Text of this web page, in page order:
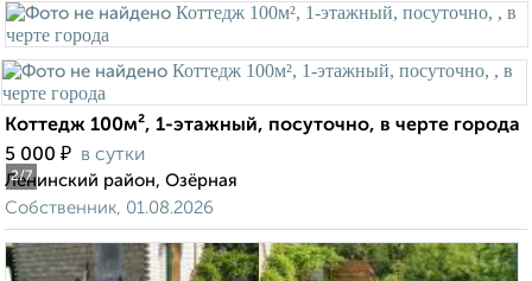
2/7
Коттедж 100м², 1-этажный, посуточно, в черте города
5 000 ₽ в сутки
Ленинский район, Озёрная
Собственник, 01.08.2026